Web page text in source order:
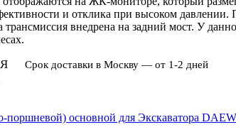
и отклика при высоком
внедрена на задний мост. У
Срок доставки в Москву — от 1-2 дней